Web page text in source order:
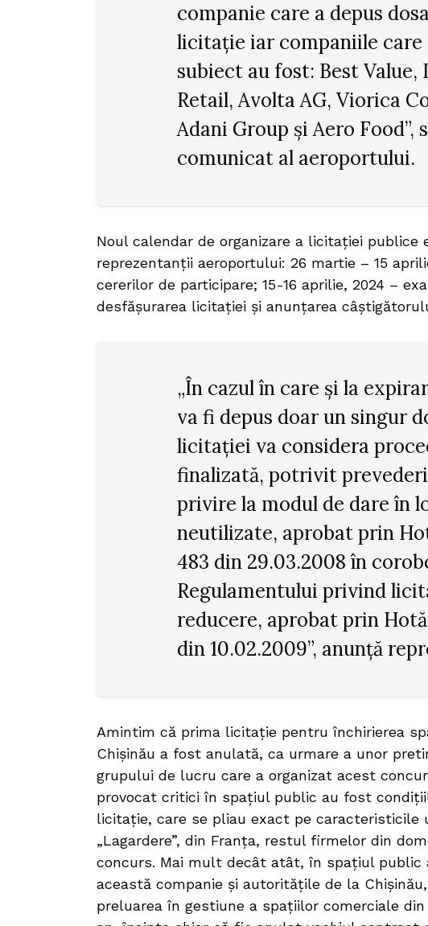
companie care a depus
licitație iar companiile
subiect au fost: Best
Retail, Avolta AG, Viorica
Adani Group și Aero
comunicat al aeroportului.
Noul calendar de organizare a licitației
reprezentanții aeroportului: 26 martie – 15
cererilor de participare; 15-16 aprilie, 2024 –
desfășurarea licitației și anunțarea
„În cazul în care și la
va fi depus doar un singur
licitației va considera
finalizată, potrivit
privire la modul de dare în
neutilizate, aprobat prin
483 din 29.03.2008 în
Regulamentului privind
reducere, aprobat prin
din 10.02.2009”, anunță
Amintim că prima licitație pentru închirierea
Chișinău a fost anulată, ca urmare a unor
grupului de lucru care a organizat acest
provocat critici în spațiul public au fost
licitație, care se pliau exact pe caracteristicile
„Lagardere”, din Franța, restul firmelor din
concurs. Mai mult decât atât, în spațiul public
această companie și autoritățile de la
preluarea în gestiune a spațiilor comerciale